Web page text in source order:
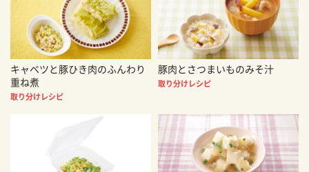
キャベツと豚ひき肉のふんわり
重ね煮
取り分けレシピ
豚肉とさつまいものみそ汁
取り分けレシピ